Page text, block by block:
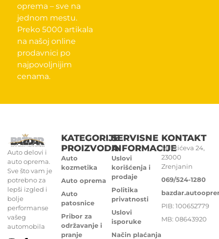
oprema – sve na
jednom mestu.
Preko 5000 artikala
na našoj online
prodavnici po
najpovoljnijim
cenama.
Auto delovi i
auto oprema.
Sve što vam je
potrebno za
lepši izgled i
bolje
performanse
vašeg
automobila
KATEGORIJE
PROIZVODA
Auto
kozmetika
Auto oprema
Auto
patosnice
Pribor za
održavanje i
pranje
SERVISNE
INFORMACIJE
Uslovi
korišćenja i
prodaje
Politika
privatnosti
Uslovi
isporuke
Način plaćanja
KONTAKT
Miletićeva 24,
23000
Zrenjanin
069/524-1280
PIB: 100652779
MB: 08643920